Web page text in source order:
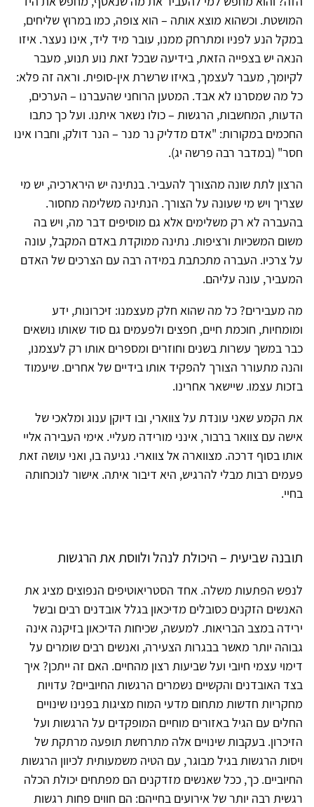
המושטת. וכשהוא מוצא אותה – הוא צופה, כמו במרוץ שליחים,
במקל הנע לפניו ומתרחק ממנו, עובר מיד ליד, אינו נעצר. איזו
הנאה יש בצפייה הזאת, בידיעה שבכל זאת נוע תנוע, מעבר
לקיומך, מעבר לעצמך, באיזו שרשרת אין-סופית. וראה זה פלא:
כל מה שמסרנו לא אבד. המטען הרוחני שהעברנו – הערכים,
הדעות, המחשבות, הרגשות – כולו נשאר איתנו. ועל כך כתבו
החכמים במקורות: "אדם מדליק נר מנר – הנר דולק, וחברו אינו
חסר" (במדבר רבה פרשה יג).
הרצון לתת שונה מהצורך להעביר. בנתינה יש הירארכיה, יש מי
שצריך ויש מי שעונה על הצורך. הנתינה משלימה מחסור.
בהעברה לא רק משלימים אלא גם מוסיפים דבר מה, ויש בה
משום המשכיות ורציפות. נתינה ממוקדת באדם המקבל, עונה
על צרכיו. העברה מתכתבת במידה רבה עם הצרכים של האדם
המעביר, עונה עליהם.
מה מעבירים? כל מה שהוא חלק מעצמנו: זיכרונות, ידע
ומומחיות, חוכמת חיים, חפצים ולפעמים גם סוד שאותו נושאים
כבר במשך עשרות בשנים וחוזרים ומספרים אותו רק לעצמנו,
והנה מתעורר הצורך להפקיד אותו בידיים של אחרים. שיעמוד
בזכות עצמו. שיישאר אחרינו.
את הקמע שאני עונדת על צווארי, ובו דיוקן ענוג ומלאכי של
אישה עם צוואר ברבור, אינני מורידה מעליי. אימי העבירה אליי
אותו בסוף דרכה. מצווארה אל צווארי. נגיעה בו, ואני עושה זאת
פעמים רבות מבלי להרגיש, היא דיבור איתה. אישור לנוכחותה
בחיי.
תובנה שביעית – היכולת לנהל ולווסת את הרגשות
לנפש הפתעות משלה. אחד הסטריאוטיפים הנפוצים מציג את
האנשים הזקנים כסובלים מדיכאון בגלל אובדנים רבים ובשל
ירידה במצב הבריאות. למעשה, שכיחות הדיכאון בזיקנה אינה
גבוהה יותר מאשר בבגרות הצעירה, ואנשים רבים שומרים על
דימוי עצמי חיובי ועל שביעות רצון מהחיים. האם זה ייתכן? איך
בצד האובדנים והקשיים נשמרים הרגשות החיוביים? עדויות
מחקריות חדשות מתחום מדעי המוח מציגות בפנינו שינויים
החלים עם הגיל באזורים מוחיים המופקדים על הרגשות ועל
הזיכרון. בעקבות שינויים אלה מתרחשת תופעה מרתקת של
ויסות הרגשות בגיל מבוגר, עם הטיה משמעותית לכיוון הרגשות
החיוביים. כך, ככל שאנשים מזדקנים הם מפתחים יכולת הכלה
רגשית רבה יותר של אירועים בחייהם: הם חווים פחות רגשות